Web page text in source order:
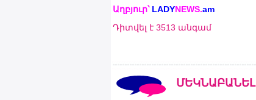
Աղբյուր՝ LADYNEWS.am
Դիտվել է 3513 անգամ
ՄԵԿՆԱԲԱՆԵԼ